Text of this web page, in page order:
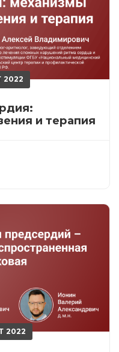
2022
и терапия
2022